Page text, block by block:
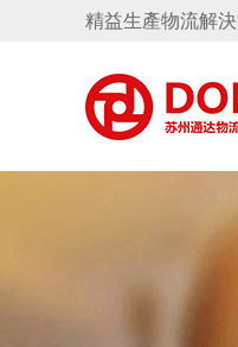
精益生產物流解決方